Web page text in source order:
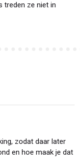
treden ze niet in
zodat daar later
en hoe maak je dat